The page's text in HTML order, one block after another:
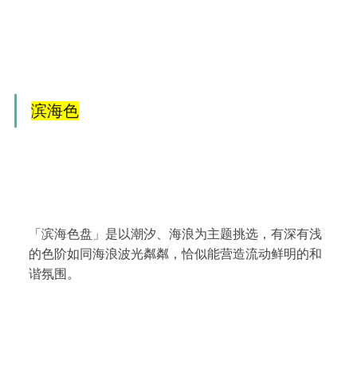
滨海色
「滨海色盘」是以潮汐、海浪为主题挑选，有深有浅
的色阶如同海浪波光粼粼，恰似能营造流动鲜明的和
谐氛围。